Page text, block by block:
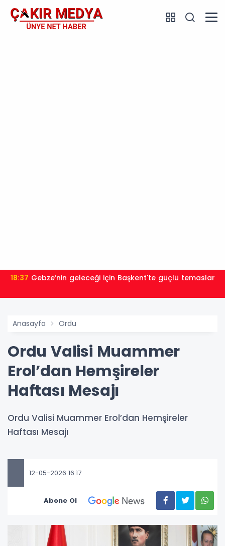
18:37 Gebze’nin geleceği için Başkent'te güçlü temaslar
Anasayfa Ordu
Ordu Valisi Muammer
Erol’dan Hemşireler
Haftası Mesajı
Ordu Valisi Muammer Erol’dan Hemşireler
Haftası Mesajı
12-05-2026 16:17
Abone Ol